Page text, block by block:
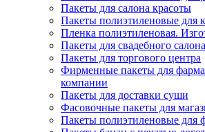
Пакеты для салона красоты
Пакеты полиэтиленовые для
Пленка полиэтиленовая.
Пакеты для свадебного салона
Пакеты для торгового центра
Фирменные пакеты для
компании
Пакеты для доставки суши
Фасовочные пакеты для
Пакеты полиэтиленовые для